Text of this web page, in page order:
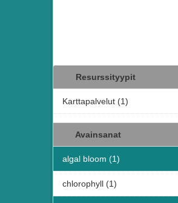
Resurssityypit
Karttapalvelut (1)
Avainsanat
algal bloom (1)
chlorophyll (1)